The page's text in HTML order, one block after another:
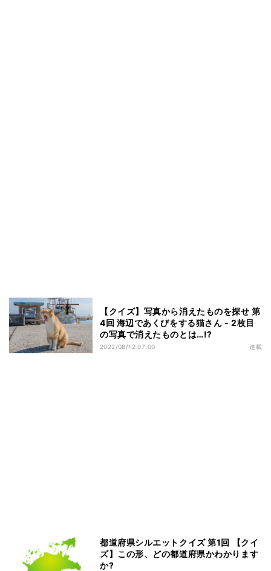
【クイズ】写真から消えたものを探せ 第
4回 海辺であくびをする猫さん - 2枚目
の写真で消えたものとは…!?
2022/08/12 07:00 連載
都道府県シルエットクイズ 第1回 【クイ
ズ】この形、どの都道府県かわかります
か?